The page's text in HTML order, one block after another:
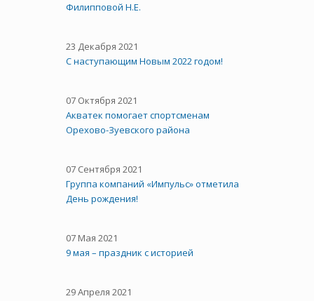
Филипповой Н.Е.
23 Декабря 2021
С наступающим Новым 2022 годом!
07 Октября 2021
Акватек помогает спортсменам
Орехово-Зуевского района
07 Сентября 2021
Группа компаний «Импульс» отметила
День рождения!
07 Мая 2021
9 мая – праздник с историей
29 Апреля 2021